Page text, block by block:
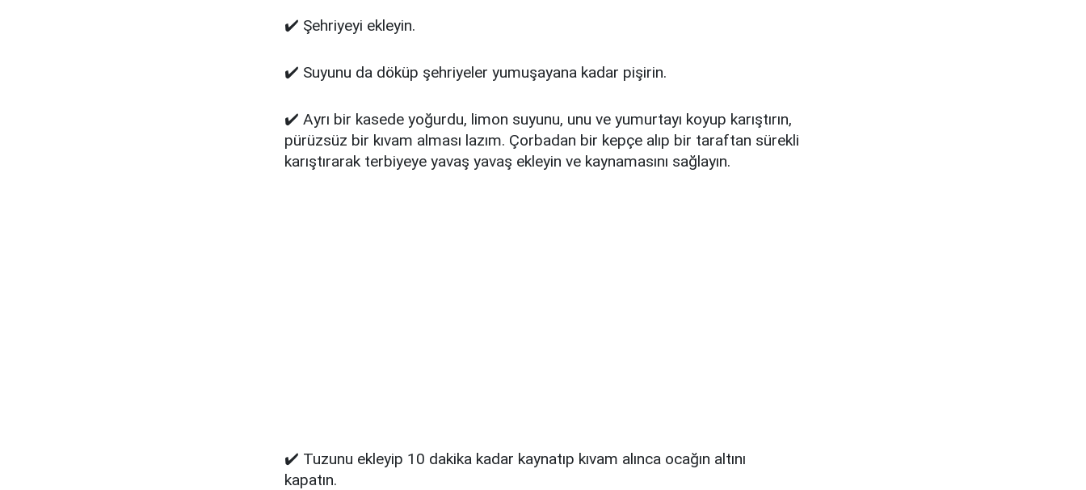
✔️ Şehriyeyi ekleyin.
✔️ Suyunu da döküp şehriyeler yumuşayana kadar pişirin.
✔️ Ayrı bir kasede yoğurdu, limon suyunu, unu ve yumurtayı koyup karıştırın,
pürüzsüz bir kıvam alması lazım. Çorbadan bir kepçe alıp bir taraftan sürekli
karıştırarak terbiyeye yavaş yavaş ekleyin ve kaynamasını sağlayın.
✔️ Tuzunu ekleyip 10 dakika kadar kaynatıp kıvam alınca ocağın altını
kapatın.